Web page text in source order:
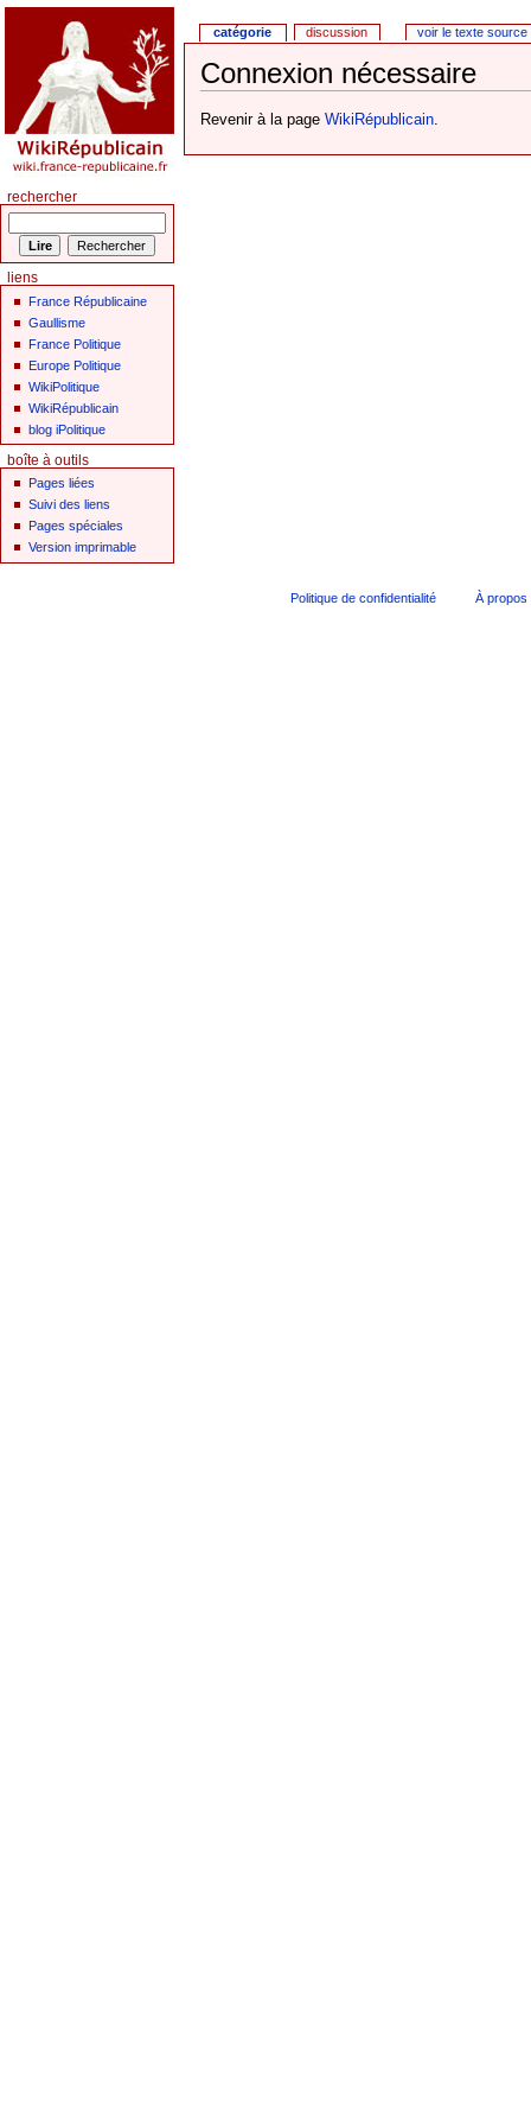
Connexion nécessaire
Revenir à la page WikiRépublicain.
catégorie discussion voir le texte source
rechercher
liens
France Républicaine
Gaullisme
France Politique
Europe Politique
WikiPolitique
WikiRépublicain
blog iPolitique
boîte à outils
Pages liées
Suivi des liens
Pages spéciales
Version imprimable
Politique de confidentialité À propos